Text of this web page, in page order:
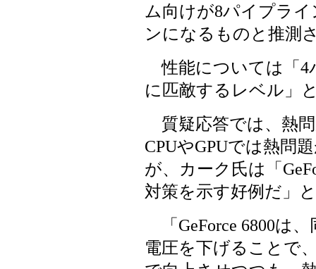
ム向けが8パイプラ
ンになるものと推測
性能については「4
に匹敵するレベル」
質疑応答では、熱
CPUやGPUでは熱問
が、カーク氏は「
対策を示す好例だ」
「GeForce 6800は
電圧を下げることで